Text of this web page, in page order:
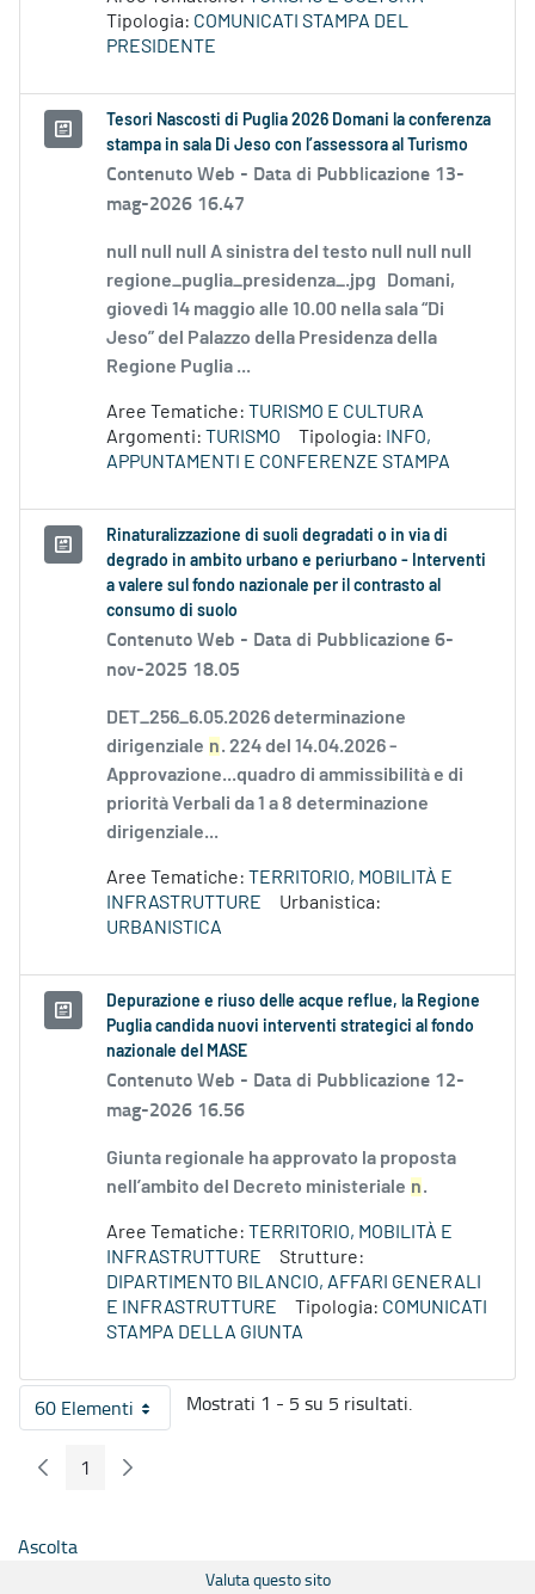
Tipologia: COMUNICATI STAMPA DEL
PRESIDENTE
Tesori Nascosti di Puglia 2026 Domani la conferenza
stampa in sala Di Jeso con l’assessora al Turismo
Contenuto Web - Data di Pubblicazione 13-
mag-2026 16.47
null null null A sinistra del testo null null null
regione_puglia_presidenza_.jpg Domani,
giovedì 14 maggio alle 10.00 nella sala “Di
Jeso” del Palazzo della Presidenza della
Regione Puglia ...
Aree Tematiche: TURISMO E CULTURA
Argomenti: TURISMO Tipologia:
INFO,
APPUNTAMENTI E CONFERENZE STAMPA
Rinaturalizzazione di suoli degradati o in via di
degrado in ambito urbano e periurbano - Interventi
a valere sul fondo nazionale per il contrasto al
consumo di suolo
Contenuto Web - Data di Pubblicazione 6-
nov-2025 18.05
DET_256_6.05.2026 determinazione
dirigenziale n. 224 del 14.04.2026 -
Approvazione...quadro di ammissibilità e di
priorità Verbali da 1 a 8 determinazione
dirigenziale...
Aree Tematiche: TERRITORIO, MOBILITÀ E
INFRASTRUTTURE
Urbanistica:
URBANISTICA
Depurazione e riuso delle acque reflue, la Regione
Puglia candida nuovi interventi strategici al fondo
nazionale del MASE
Contenuto Web - Data di Pubblicazione 12-
mag-2026 16.56
Giunta regionale ha approvato la proposta
nell’ambito del Decreto ministeriale n.
Aree Tematiche: TERRITORIO, MOBILITÀ E
INFRASTRUTTURE
Strutture:
DIPARTIMENTO BILANCIO, AFFARI GENERALI
E INFRASTRUTTURE
Tipologia: COMUNICATI
STAMPA DELLA GIUNTA
60 ElementiPer pagina
Mostrati 1 - 5 su 5 risultati.
Pagina Precedente
Pagina
1 Pagina Seguente
Ascolta
Valuta questo sito